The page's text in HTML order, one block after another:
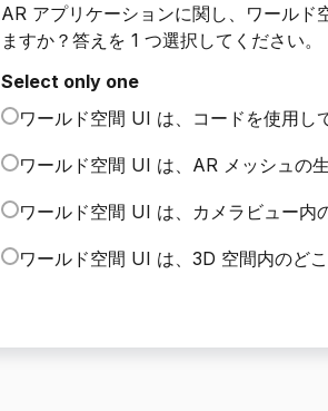
AR アプリケーションに関し、ワール
ますか？答えを 1 つ選択してください。
Select only one
ワールド空間 UI は、コードを使用し
ワールド空間 UI は、AR メッシュの生
ワールド空間 UI は、カメラビュー内
ワールド空間 UI は、3D 空間内のど